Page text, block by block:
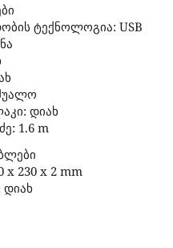
ტექნოლოგია: USB
დიახ
1.6 m
x 230 x 2 mm
დიახ